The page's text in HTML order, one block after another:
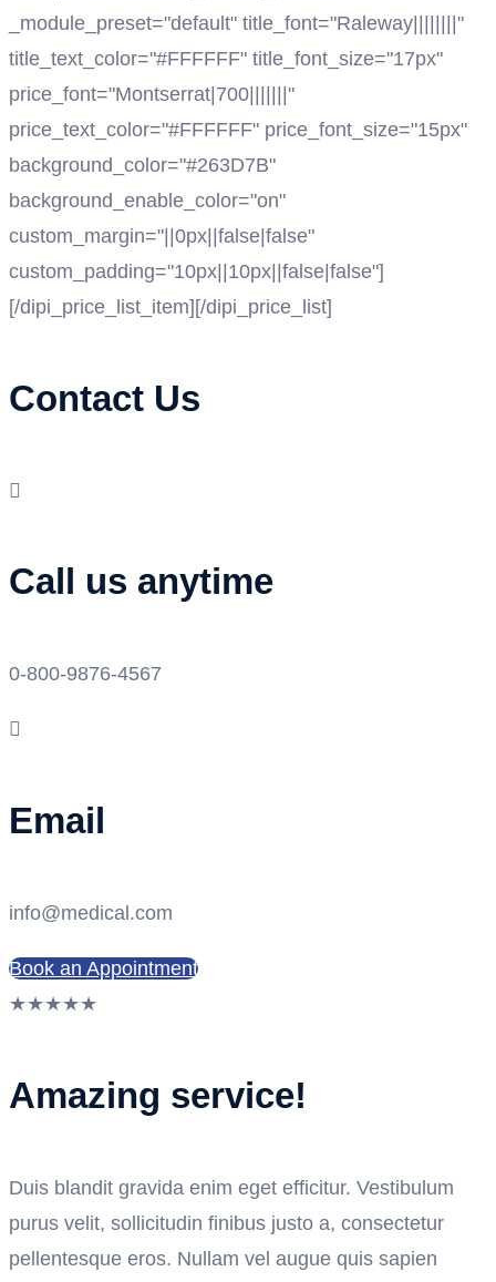
_module_preset="default" title_font="Raleway||||||||"
title_text_color="#FFFFFF" title_font_size="17px"
price_font="Montserrat|700|||||||"
price_text_color="#FFFFFF" price_font_size="15px"
background_color="#263D7B"
background_enable_color="on"
custom_margin="||0px||false|false"
custom_padding="10px||10px||false|false"]
[/dipi_price_list_item][/dipi_price_list]
Contact Us

Call us anytime
0-800-9876-4567

Email
info@medical.com
Book an Appointment
★★★★★
Amazing service!
Duis blandit gravida enim eget efficitur. Vestibulum
purus velit, sollicitudin finibus justo a, consectetur
pellentesque eros. Nullam vel augue quis sapien